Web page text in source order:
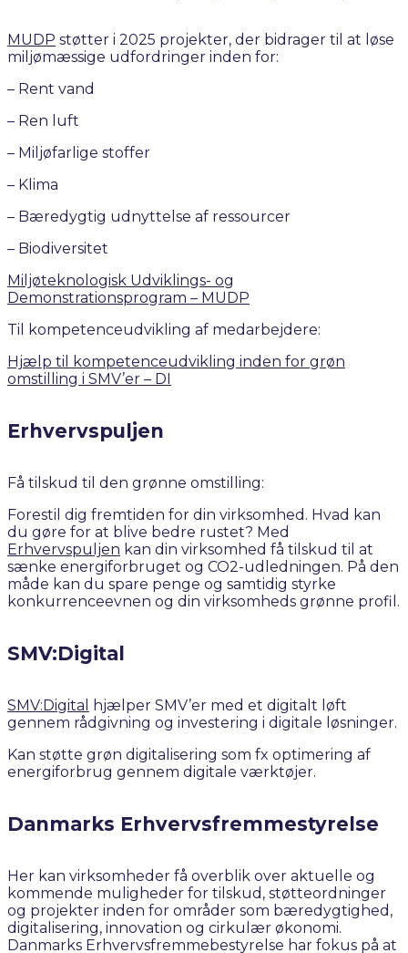
MUDP støtter i 2025 projekter, der bidrager til at løse
miljømæssige udfordringer inden for:
– Rent vand
– Ren luft
– Miljøfarlige stoffer
– Klima
– Bæredygtig udnyttelse af ressourcer
– Biodiversitet
Miljøteknologisk Udviklings- og
Demonstrationsprogram – MUDP
Til kompetenceudvikling af medarbejdere:
Hjælp til kompetenceudvikling inden for grøn
omstilling i SMV’er – DI
Erhvervspuljen
Få tilskud til den grønne omstilling: ​
Forestil dig fremtiden for din virksomhed. Hvad kan
du gøre for at blive bedre rustet? Med
Erhvervspuljen kan din virksomhed få tilskud til at
sænke energiforbruget og CO2-udledningen. På den
måde kan du spare penge og samtidig styrke
konkurrenceevnen og din virksomheds grønne profil.​
SMV:Digital
SMV:Digital
hjælper SMV’er med et digitalt løft
gennem rådgivning og investering i digitale løsninger.
Kan støtte grøn digitalisering som fx optimering af
energiforbrug gennem digitale værktøjer.
Danmarks Erhvervsfremmestyrelse
Her kan virksomheder få overblik over aktuelle og
kommende muligheder for tilskud, støtteordninger
og projekter inden for områder som bæredygtighed,
digitalisering, innovation og cirkulær økonomi.
Danmarks Erhvervsfremmebestyrelse har fokus på at